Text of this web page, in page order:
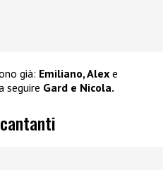
già: Emiliano, Alex e
seguire Gard e Nicola.